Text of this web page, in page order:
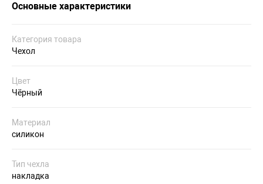
Основные характеристики
Категория товара
Чехол
Цвет
Чёрный
Материал
силикон
Тип чехла
накладка